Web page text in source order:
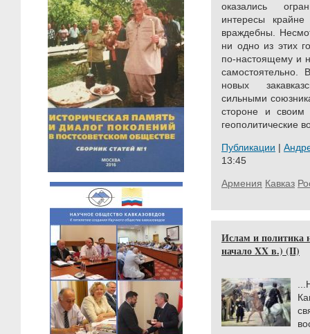
оказались
интересы
враждебны.
ни одно из этих
по-настоящему и
самостоятельно.
новых
сильными
стороне и своим
геополитические
Публикации |
13:45
Армения Кавказ
Ислам и политика
начало XX в.) (II)